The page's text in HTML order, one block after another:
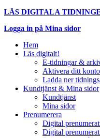
LÄS DIGITALA
Logga in på Mina sidor
Hem
Läs digitalt!
E-tidningar &
Aktivera ditt konto
Ladda ner
Kundtjänst & Mina sidor
Kundtjänst
Mina sidor
Prenumerera
Digital
Digital